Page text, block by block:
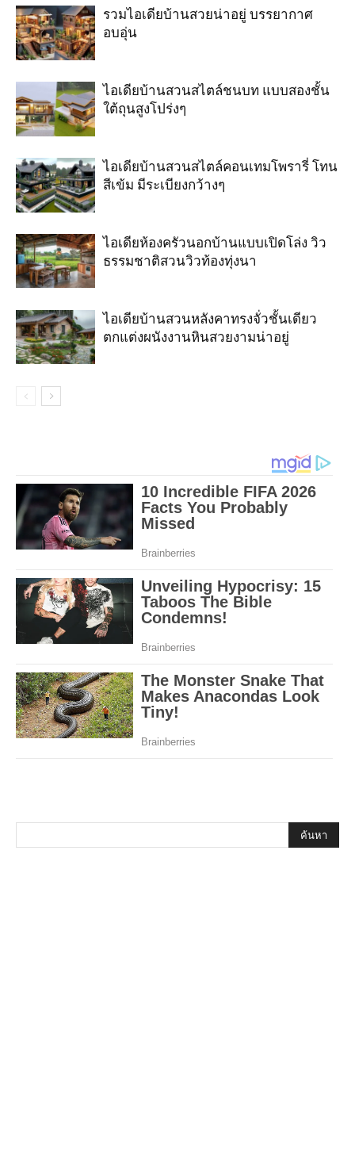
รวมไอเดียบ้านสวยน่าอยู่ บรรยากาศ
อบอุ่น
ไอเดียบ้านสวนสไตล์ชนบท แบบสองชั้น
ใต้ถุนสูงโปร่งๆ
ไอเดียบ้านสวนสไตล์คอนเทมโพรารี่ โทน
สีเข้ม มีระเบียงกว้างๆ
ไอเดียห้องครัวนอกบ้านแบบเปิดโล่ง วิว
ธรรมชาติสวนวิวท้องทุ่งนา
ไอเดียบ้านสวนหลังคาทรงจั่วชั้นเดียว
ตกแต่งผนังงานหินสวยงามน่าอยู่